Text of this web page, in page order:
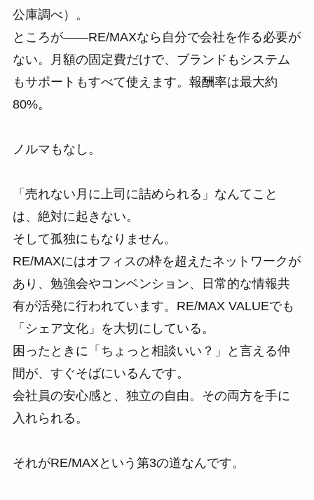
公庫調べ）。
ところが――RE/MAXなら自分で会社を作る必要が
ない。月額の固定費だけで、ブランドもシステム
もサポートもすべて使えます。報酬率は最大約
80%。
ノルマもなし。
「売れない月に上司に詰められる」なんてこと
は、絶対に起きない。
そして孤独にもなりません。
RE/MAXにはオフィスの枠を超えたネットワークが
あり、勉強会やコンベンション、日常的な情報共
有が活発に行われています。RE/MAX VALUEでも
「シェア文化」を大切にしている。
困ったときに「ちょっと相談いい？」と言える仲
間が、すぐそばにいるんです。
会社員の安心感と、独立の自由。その両方を手に
入れられる。
それがRE/MAXという第3の道なんです。